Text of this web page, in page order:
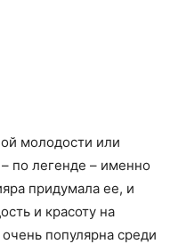
молодости или
по легенде – именно
придумала ее, и
и красоту на
популярна среди